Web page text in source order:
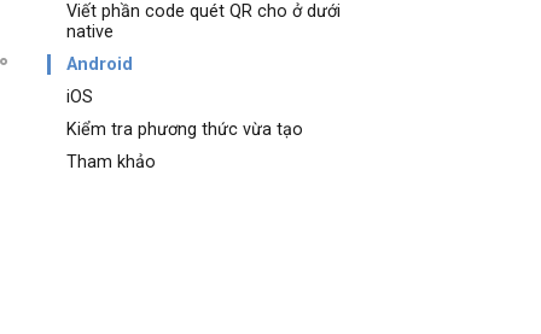
Viết phần code quét QR cho ở dưới
native
Android
iOS
Kiểm tra phương thức vừa tạo
Tham khảo